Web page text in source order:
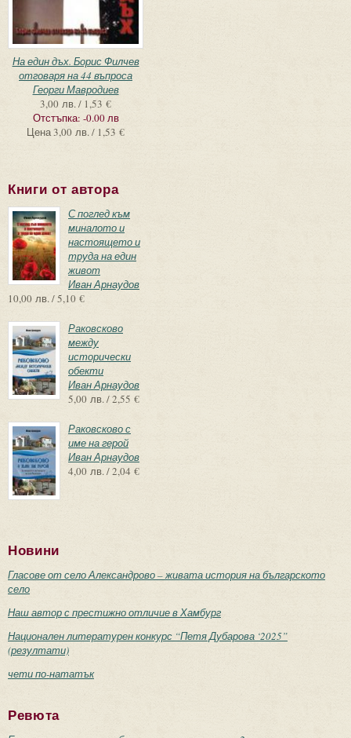
На един дъх. Борис Филчев
отговаря на 44 въпроса
Георги Мавродиев
3,00 лв. / 1,53 €
Отстъпка: -0.00 лв
Цена3,00 лв. / 1,53 €
Книги от автора
С поглед към
миналото и
настоящето и
труда на един
живот
Иван Арнаудов
10,00 лв. / 5,10 €
Раковсково
между
исторически
обекти
Иван Арнаудов
5,00 лв. / 2,55 €
Раковсково с
име на герой
Иван Арнаудов
4,00 лв. / 2,04 €
Новини
Гласове от село Александрово – живата история на българското
село
Наш автор с престижно отличие в Хамбург
Национален литературен конкурс “Петя Дубарова ‘2025”
(резултати)
чети по-нататък
Ревюта